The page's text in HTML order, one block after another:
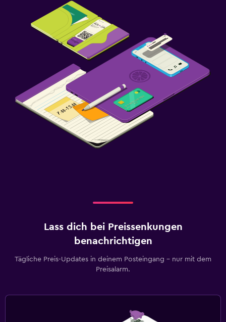
Lass dich bei Preissenkungen
benachrichtigen
Tägliche Preis-Updates in deinem Posteingang – nur mit dem
Preisalarm.